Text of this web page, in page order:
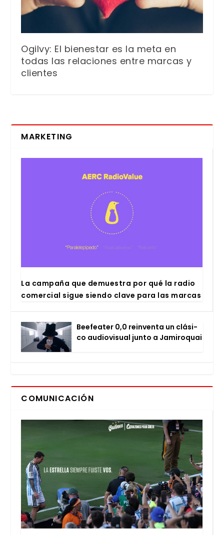
Ogilvy: El bienestar es la meta en
todas las relaciones entre marcas y
clientes
MARKETING
La cam­pa­ña que demues­tra por qué la radio
comer­cial sigue sien­do cla­ve para las mar­cas
Bee­fea­ter 0,0 rein­ven­ta un clá­si­
co audio­vi­sual jun­to a Jami­ro­quai
COMUNICACIÓN